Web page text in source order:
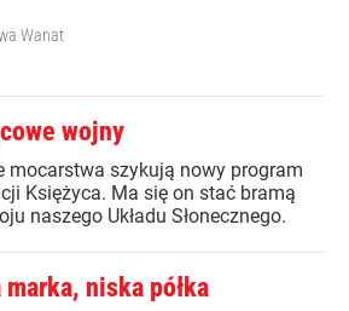
Wanat
wojny
mocarstwa szykują nowy program
Księżyca. Ma się on stać bramą
naszego Układu Słonecznego.
niska półka